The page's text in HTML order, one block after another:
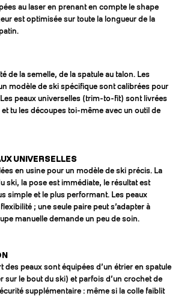
au laser en prenant en compte le shape
est optimisée sur toute la longueur de la
de la semelle, de la spatule au talon. Les
modèle de ski spécifique sont calibrées pour
peaux universelles (trim-to-fit) sont livrées
tu les découpes toi-même avec un outil de
UNIVERSELLES
en usine pour un modèle de ski précis. La
ski, la pose est immédiate, le résultat est
simple et le plus performant. Les peaux
; une seule paire peut s’adapter à
manuelle demande un peu de soin.
des peaux sont équipées d’un étrier en spatule
sur le bout du ski) et parfois d’un crochet de
supplémentaire : même si la colle faiblit